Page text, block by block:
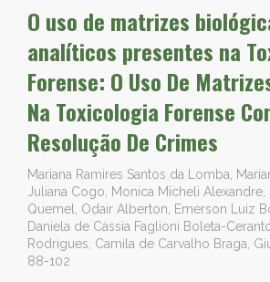
O uso de matrizes
analíticos presentes na
Forense: O Uso De
Na Toxicologia Forense
Resolução De Crimes
Mariana Ramires Santos da Lomba,
Juliana Cogo, Monica Micheli Alexandre,
Quemel, Odair Alberton, Emerson Luiz
Daniela de Cássia Faglioni Boleta-
Rodrigues, Camila de Carvalho Braga,
88-102